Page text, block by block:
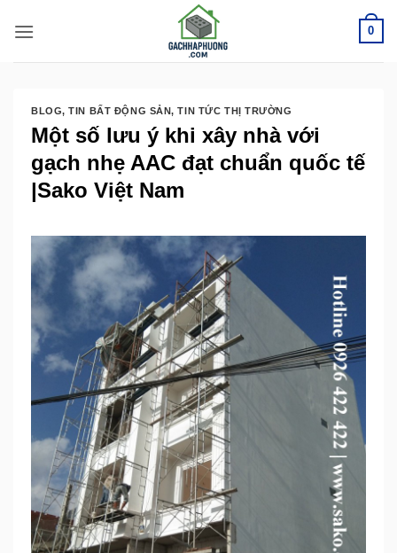
qua
nội
0
BLOG,TIN BẤT ĐỘNG SẢN,TIN TỨC THỊ TRƯỜNG
Một số lưu ý khi xây nhà với
gạch nhẹ AAC đạt chuẩn quốc tế
|Sako Việt Nam